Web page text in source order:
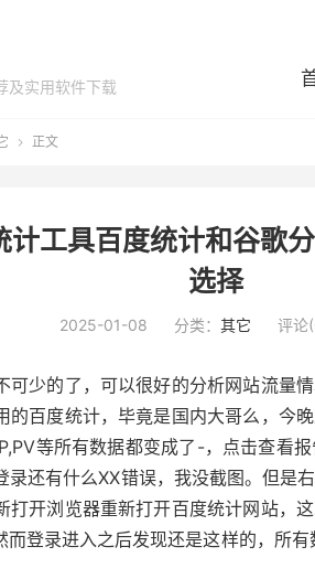
及实用软件下载
 正文
计工具百度统计和谷歌
选择
2025-01-08 分类： 其它 评论
可少的了，可以很好的分析网站流量
的百度统计，毕竟是国内大哥么，今
等所有数据都变成了-，点击查看
录还有什么XX错误，我没截图。但是
打开浏览器重新打开百度统计网站，
而登录进入之后发现还是这样的，所